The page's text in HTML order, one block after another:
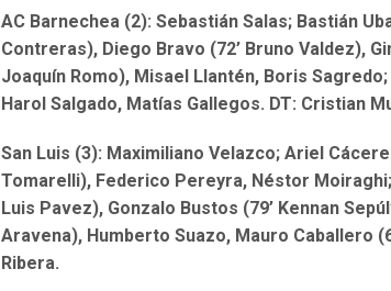
AC Barnechea (2): Sebastián Salas; Bastián
Contreras), Diego Bravo (72’ Bruno Valdez),
Joaquín Romo), Misael Llantén, Boris
Harol Salgado, Matías Gallegos. DT: Cristian
San Luis (3): Maximiliano Velazco; Ariel
Tomarelli), Federico Pereyra, Néstor Moiraghi;
Luis Pavez), Gonzalo Bustos (79’ Kennan
Aravena), Humberto Suazo, Mauro Caballero
Ribera.